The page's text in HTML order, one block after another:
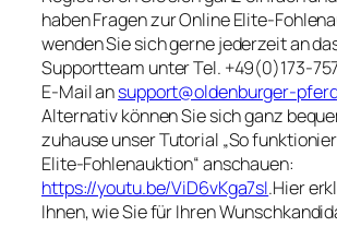
haben Fragen zur Online Elite-
wenden Sie sich gerne jederzeit an
Supportteam unter Tel. +49(0)173-
E-Mail ansupport@oldenburger-
Alternativ können Sie sich ganz
zuhause unser Tutorial „So
Elite-Fohlenauktion“ anschauen:
https://youtu.be/ViD6vKga7sI.Hier
Ihnen, wie Sie für Ihren